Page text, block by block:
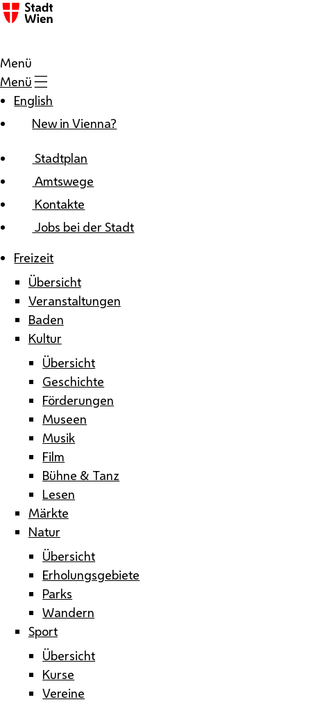
Zum Inhalt
Menü
Menü
English
New in Vienna?
Stadtplan
Amtswege
Kontakte
Jobs bei der Stadt
Freizeit
Übersicht
Veranstaltungen
Baden
Kultur
Übersicht
Geschichte
Förderungen
Museen
Musik
Film
Bühne & Tanz
Lesen
Märkte
Natur
Übersicht
Erholungsgebiete
Parks
Wandern
Sport
Übersicht
Kurse
Vereine